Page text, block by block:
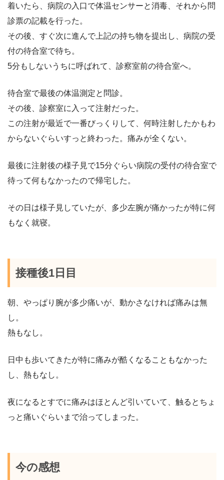
着いたら、病院の入口で体温センサーと消毒、それから問
診票の記載を行った。
その後、すぐ次に進んで上記の持ち物を提出し、病院の受
付の待合室で待ち。
5分もしないうちに呼ばれて、診察室前の待合室へ。
待合室で最後の体温測定と問診。
その後、診察室に入って注射だった。
この注射が最近で一番びっくりして、何時注射したかもわ
からないぐらいすっと終わった。痛みが全くない。
最後に注射後の様子見で15分ぐらい病院の受付の待合室で
待って何もなかったので帰宅した。
その日は様子見していたが、多少左腕が痛かったが特に何
もなく就寝。
接種後1日目
朝、やっぱり腕が多少痛いが、動かさなければ痛みは無
し。
熱もなし。
日中も歩いてきたが特に痛みが酷くなることもなかった
し、熱もなし。
夜になるとすでに痛みはほとんど引いていて、触るとちょ
っと痛いぐらいまで治ってしまった。
今の感想